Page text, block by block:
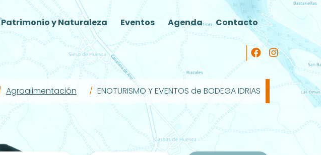
Patrimonio y Naturaleza Eventos Agenda Contacto
Agroalimentación ENOTURISMO Y EVENTOS de BODEGA IDRIAS